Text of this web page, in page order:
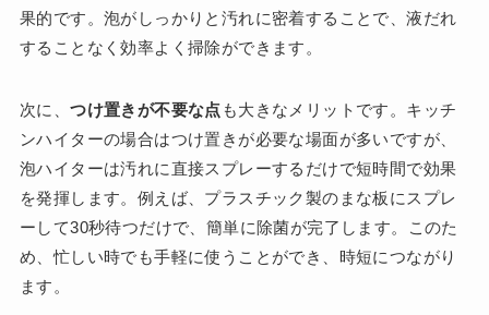
果的です。泡がしっかりと汚れに密着することで、液だれ
することなく効率よく掃除ができます。
次に、つけ置きが不要な点 も大きなメリットです。キッチ
ンハイターの場合はつけ置きが必要な場面が多いですが、
泡ハイターは汚れに直接スプレーするだけで短時間で効果
を発揮します。例えば、プラスチック製のまな板にスプレ
ーして30秒待つだけで、簡単に除菌が完了します。このた
め、忙しい時でも手軽に使うことができ、時短につながり
ます。